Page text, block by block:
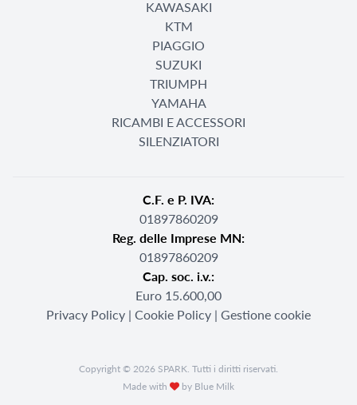
KAWASAKI
KTM
PIAGGIO
SUZUKI
TRIUMPH
YAMAHA
RICAMBI E ACCESSORI
SILENZIATORI
C.F. e P. IVA:
01897860209
Reg. delle Imprese MN:
01897860209
Cap. soc. i.v.:
Euro 15.600,00
Privacy Policy | Cookie Policy | Gestione cookie
Copyright © 2026 SPARK. Tutti i diritti riservati.
Made with
by Blue Milk